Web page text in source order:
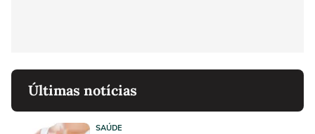
Últimas notícias
SAÚDE